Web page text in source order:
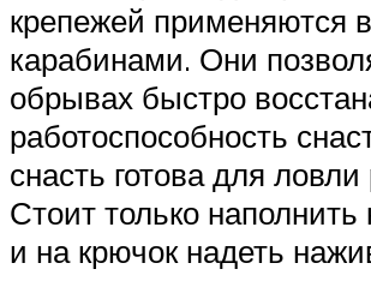
крепежей применяются
карабинами. Они
обрывах быстро
работоспособность
снасть готова для
Стоит только
и на крючок надеть